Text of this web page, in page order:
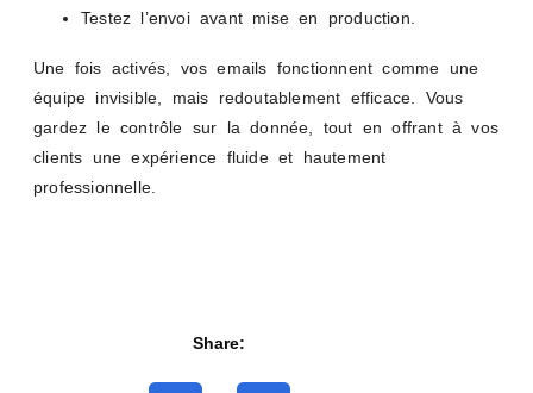
Testez l’envoi avant mise en production.
Une fois activés, vos emails fonctionnent comme une
équipe invisible, mais redoutablement efficace. Vous
gardez le contrôle sur la donnée, tout en offrant à vos
clients une expérience fluide et hautement
professionnelle.
Share: